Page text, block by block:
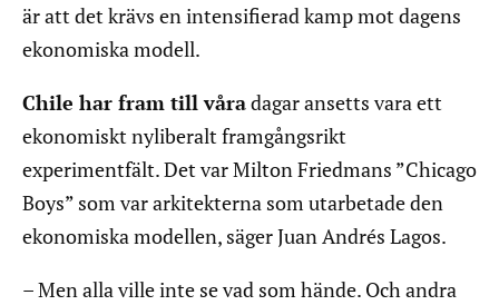
är att det krävs en intensifierad kamp mot dagens
ekonomiska modell.
Chile har fram till våradagar ansetts vara ett
ekonomiskt nyliberalt framgångsrikt
experimentfält. Det var Milton Friedmans ”Chicago
Boys” som var arkitekterna som utarbetade den
ekonomiska modellen, säger Juan Andrés Lagos.
– Men alla ville inte se vad som hände. Och andra